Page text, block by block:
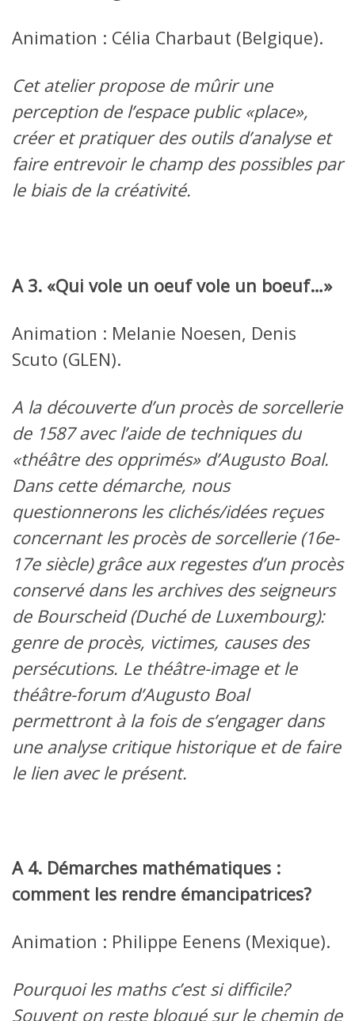
Animation : Célia Charbaut (Belgique).
Cet atelier propose de mûrir une
perception de l’espace public «place»,
créer et pratiquer des outils d’analyse et
faire entrevoir le champ des possibles par
le biais de la créativité.
A 3. «Qui vole un oeuf vole un boeuf…»
Animation : Melanie Noesen, Denis
Scuto (GLEN).
A la découverte d’un procès de sorcellerie
de 1587 avec l’aide de techniques du
«théâtre des opprimés» d’Augusto Boal.
Dans cette démarche, nous
questionnerons les clichés/idées reçues
concernant les procès de sorcellerie (16e-
17e siècle) grâce aux regestes d’un procès
conservé dans les archives des seigneurs
de Bourscheid (Duché de Luxembourg):
genre de procès, victimes, causes des
persécutions. Le théâtre-image et le
théâtre-forum d’Augusto Boal
permettront à la fois de s’engager dans
une analyse critique historique et de faire
le lien avec le présent.
A 4. Démarches mathématiques :
comment les rendre émancipatrices?
Animation : Philippe Eenens (Mexique).
Pourquoi les maths c’est si difficile?
Souvent on reste bloqué sur le chemin de